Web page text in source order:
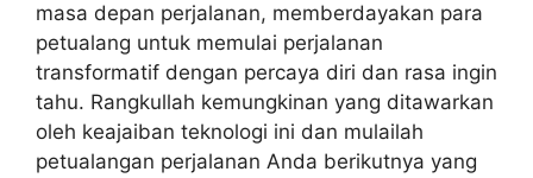
masa depan perjalanan, memberdayakan para
petualang untuk memulai perjalanan
transformatif dengan percaya diri dan rasa ingin
tahu. Rangkullah kemungkinan yang ditawarkan
oleh keajaiban teknologi ini dan mulailah
petualangan perjalanan Anda berikutnya yang